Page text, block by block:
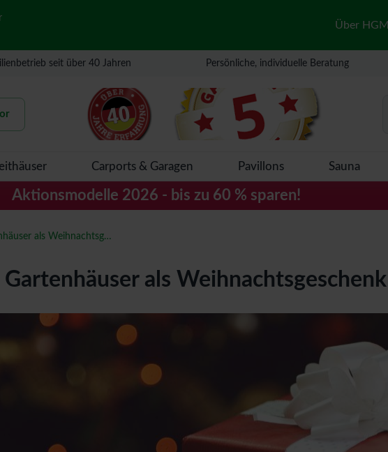
Über HGM
seit über 40 Jahren Persönliche, individuelle Beratung
Carports & Garagen Pavillons Sauna
Aktionsmodelle 2026 - bis zu 60 % sparen!
Günstige Gartenhäuser als Weihnachtsgeschenk
als Weihnachtsgeschenk